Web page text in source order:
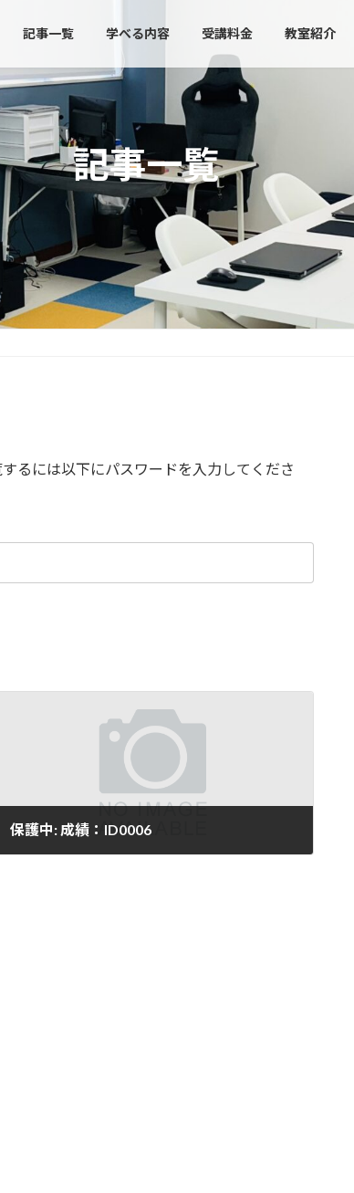
記事一覧 学べる内容 受講料金 教室紹介
記事一覧
るには以下にパスワードを入力してくださ
保護中: 成績：ID0006